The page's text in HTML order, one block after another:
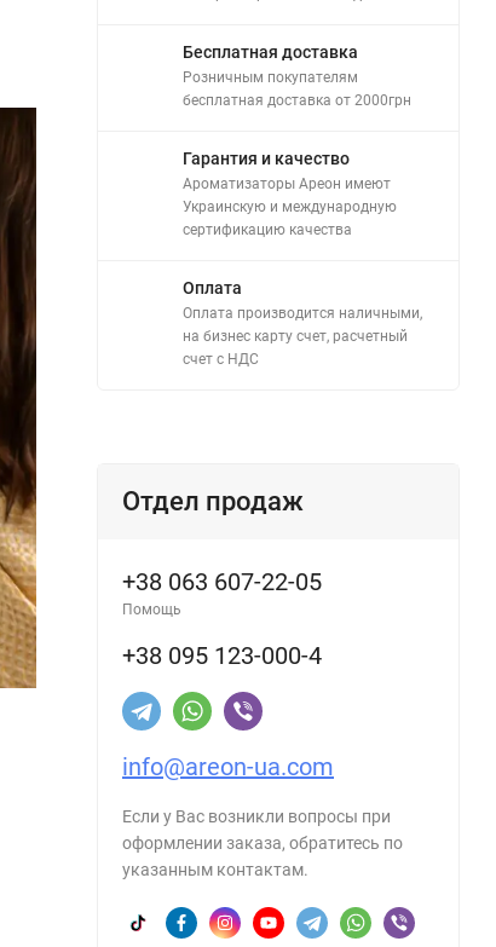
Бесплатная доставка
Розничным покупателям
бесплатная доставка от 2000грн
Гарантия и качество
Ароматизаторы Ареон имеют
Украинскую и международную
сертификацию качества
Оплата
Оплата производится наличными,
на бизнес карту счет, расчетный
счет с НДС
Отдел продаж
+38 063 607-22-05
Помощь
+38 095 123-000-4
info@areon-ua.com
Если у Вас возникли вопросы при
оформлении заказа, обратитесь по
указанным контактам.